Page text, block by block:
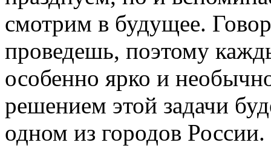
смотрим в будущее.
проведешь, поэтому
особенно ярко и
решением этой задачи
одном из городов